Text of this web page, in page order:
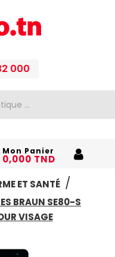
000
Mon Panier
0,000 TND
ET SANTÉ
BRAUN SE80-S
VISAGE